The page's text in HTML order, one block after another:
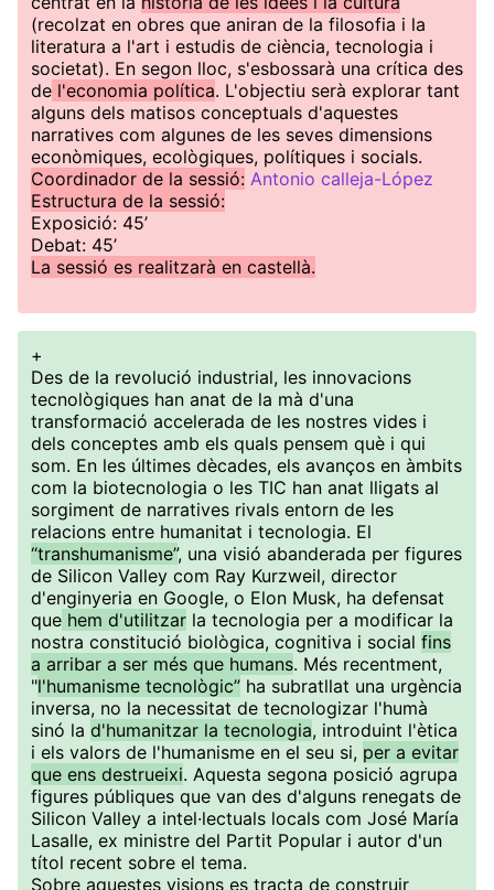
(recolzat en obres que aniran de la filosofia i la
literatura a l'art i estudis de ciència, tecnologia i
societat). En segon lloc, s'esbossarà una crítica des
de l'economia política. L'objectiu serà explorar tant
alguns dels matisos conceptuals d'aquestes
narratives com algunes de les seves dimensions
econòmiques, ecològiques, polítiques i socials.
Coordinador de la sessió: Antonio calleja-López
Estructura de la sessió:
Exposició: 45’
Debat: 45’
La sessió es realitzarà en castellà.
+
Des de la revolució industrial, les innovacions
tecnològiques han anat de la mà d'una
transformació accelerada de les nostres vides i
dels conceptes amb els quals pensem què i qui
som. En les últimes dècades, els avanços en àmbits
com la biotecnologia o les TIC han anat lligats al
sorgiment de narratives rivals entorn de les
relacions entre humanitat i tecnologia. El
“transhumanisme”, una visió abanderada per figures
de Silicon Valley com Ray Kurzweil, director
d'enginyeria en Google, o Elon Musk, ha defensat
que hem d'utilitzar la tecnologia per a modificar la
nostra constitució biològica, cognitiva i social fins
a arribar a ser més que humans. Més recentment,
"l'humanisme tecnològic” ha subratllat una urgència
inversa, no la necessitat de tecnologizar l'humà
sinó la d'humanitzar la tecnologia, introduint l'ètica
i els valors de l'humanisme en el seu si, per a evitar
que ens destrueixi. Aquesta segona posició agrupa
figures públiques que van des d'alguns renegats de
Silicon Valley a intel·lectuals locals com José María
Lasalle, ex ministre del Partit Popular i autor d'un
títol recent sobre el tema.
Sobre aquestes visions es tracta de construir